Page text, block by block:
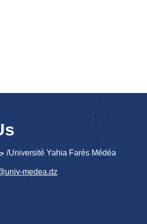
جامعة يحي فارس المدية /Université Yahia Farès Médéa
medea.dz